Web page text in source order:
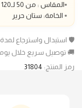
▫️المقاس : من 50 لـ1 20
▫️ الخامة: ستان حرير
🛡️ استبدال واسترجاع لمدة ١٤ يوم
🚚 توصيل سريع خلال يومين لـ ٣
رمز المنتج: 31804